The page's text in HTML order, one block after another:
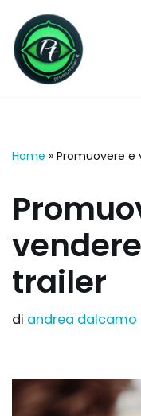
Vai
al
contenuto
Home » Promuovere e
trailer
di andrea dalcamo